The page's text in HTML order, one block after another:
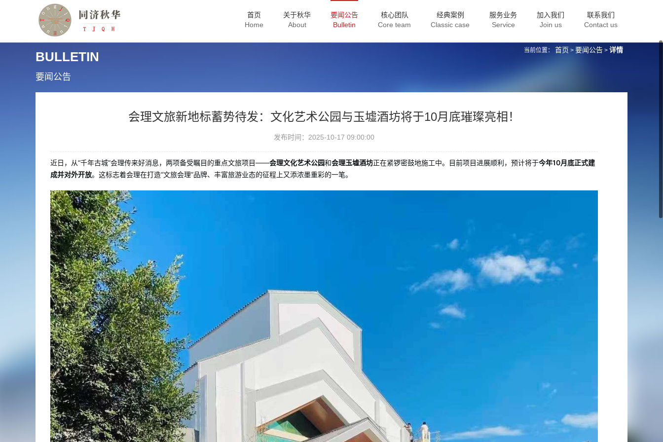
首页
Home
关于秋华
About
要闻公告
Bulletin
核心团队
Core team
经典案例
Classic case
服务业务
Service
加入我们
Join us
联系我们
Contact us
当前位置： 首页 >要闻公告 >详情
BULLETIN
要闻公告
会理文旅新地标蓄势待发：文化艺术公园与玉墟酒坊将于10月底璀璨亮相！
发布时间：2025-10-17 09:00:00
近日，从“千年古城”会理传来好消息，两项备受瞩目的重点文旅项目——会理文化艺术公园和会理玉墟酒坊正在紧锣密鼓地施工中。目前项目进展顺利，预计将于今年10月底正式建
成并对外开放。这标志着会理在打造“文旅会理”品牌、丰富旅游业态的征程上又添浓墨重彩的一笔。